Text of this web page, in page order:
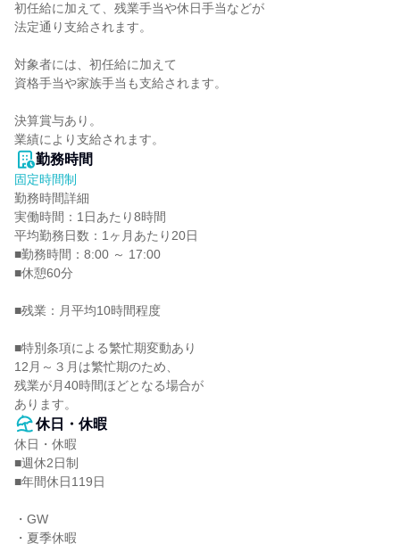
初任給に加えて、残業手当や休日手当などが
法定通り支給されます。
対象者には、初任給に加えて
資格手当や家族手当も支給されます。
決算賞与あり。
業績により支給されます。
勤務時間
固定時間制
勤務時間詳細
実働時間：1日あたり8時間
平均勤務日数：1ヶ月あたり20日
■勤務時間：8:00 ～ 17:00
■休憩60分
■残業：月平均10時間程度
■特別条項による繁忙期変動あり
12月～３月は繁忙期のため、
残業が月40時間ほどとなる場合が
あります。
休日・休暇
休日・休暇
■週休2日制
■年間休日119日
・GW
・夏季休暇